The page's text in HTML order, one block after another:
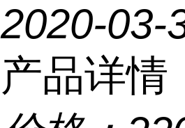
2020-03-
产品详情